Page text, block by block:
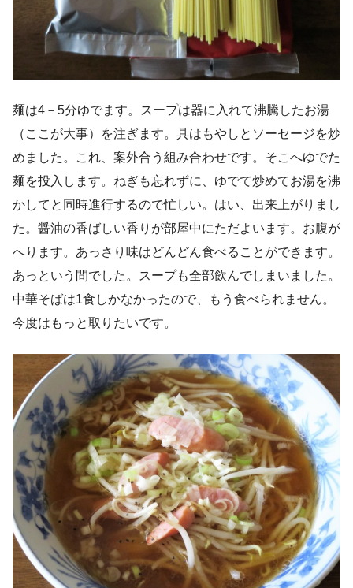
麺は4－5分ゆでます。スープは器に入れて沸騰したお湯
（ここが大事）を注ぎます。具はもやしとソーセージを炒
めました。これ、案外合う組み合わせです。そこへゆでた
麺を投入します。ねぎも忘れずに、ゆでて炒めてお湯を沸
かしてと同時進行するので忙しい。はい、出来上がりまし
た。醤油の香ばしい香りが部屋中にただよいます。お腹が
へります。あっさり味はどんどん食べることができます。
あっという間でした。スープも全部飲んでしまいました。
中華そばは1食しかなかったので、もう食べられません。
今度はもっと取りたいです。